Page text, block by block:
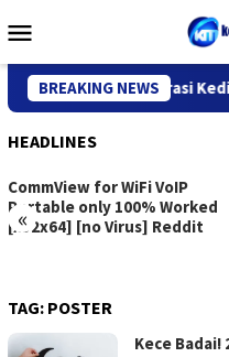
to
Menu
BREAKING NEWS
Kantor Imigrasi Kediri
HEADLINES
«
CommView for WiFi VoIP
Portable only 100% Worked
[x32x64] [no Virus] Reddit
TAG: POSTER
Kece Badai!